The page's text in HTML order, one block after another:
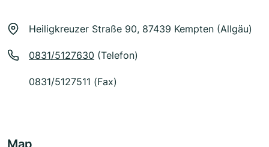
Heiligkreuzer Straße 90, 87439 Kempten (Allgäu)
0831/5127630 (Telefon)
0831/5127511 (Fax)